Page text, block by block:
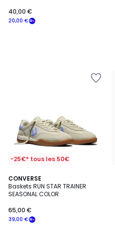
20,00 €
40,00 €
-25€* tous les 50€
CONVERSE
Baskets RUN STAR TRAINER
SEASONAL COLOR
39,00 €
65,00 €
2
Couleurs